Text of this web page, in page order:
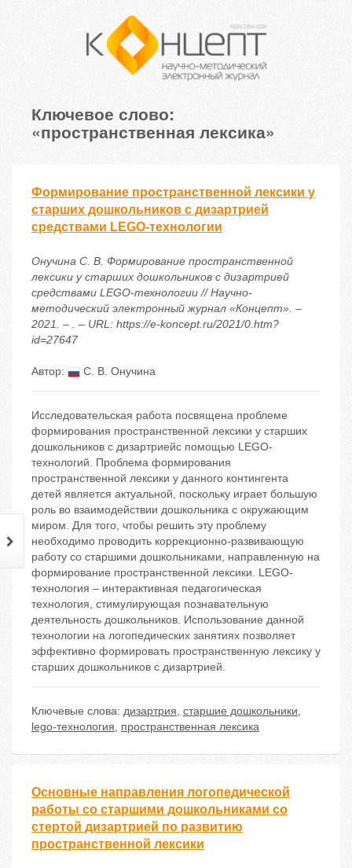
Ключевое слово:
«пространственная лексика»
Формирование пространственной лексики у
старших дошкольников с дизартрией
средствами LEGO-технологии
Онучина С. В. Формирование пространственной
лексики у старших дошкольников с дизартрией
средствами LEGO-технологии // Научно-
методический электронный журнал «Концепт». –
2021. – . – URL: https://e-koncept.ru/2021/0.htm?
id=27647
Автор: С. В. Онучина
Исследовательская работа посвящена проблеме
формирования пространственной лексики у старших
дошкольников с дизартриейс помощью LEGO-
технологий. Проблема формирования
пространственной лексики у данного контингента
детей является актуальной, поскольку играет большую
роль во взаимодействии дошкольника с окружающим
миром. Для того, чтобы решить эту проблему
необходимо проводить коррекционно-развивающую
работу со старшими дошкольниками, направленную на
формирование пространственной лексики. LEGO-
технология – интерактивная педагогическая
технология, стимулирующая познавательную
деятельность дошкольников. Использование данной
технологии на логопедических занятиях позволяет
эффективно формировать пространственную лексику у
старших дошкольников с дизартрией.
Ключевые слова: дизартрия, старшие дошкольники,
lego-технология, пространственная лексика
Основные направления логопедической
работы со старшими дошкольниками со
стертой дизартрией по развитию
пространственной лексики